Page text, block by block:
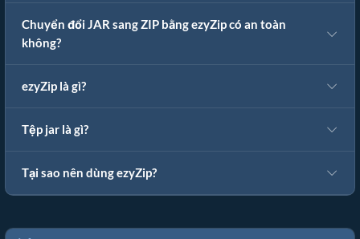
Chuyển đổi JAR sang ZIP bằng ezyZip có an toàn
không?
ezyZip là gì?
Tệp jar là gì?
Tại sao nên dùng ezyZip?